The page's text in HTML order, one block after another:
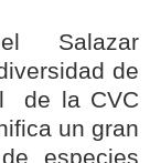
Salazar
de
de la CVC
un gran